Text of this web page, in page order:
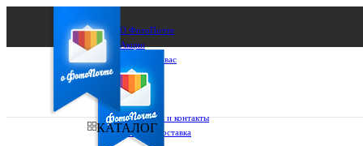
О ФотоПочте
Акции
Сделаем за вас
Бизнесу
FAQ
Франшиза
Поддержка и контакты
Оплата и доставка
КАТАЛОГ